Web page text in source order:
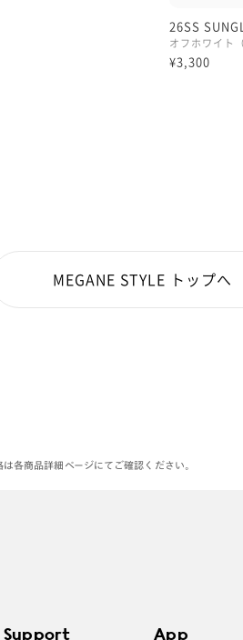
26SS
オフホワイト
¥3,300
MEGANE STYLE トップへ
各商品詳細ページにてご確認ください。
Support App